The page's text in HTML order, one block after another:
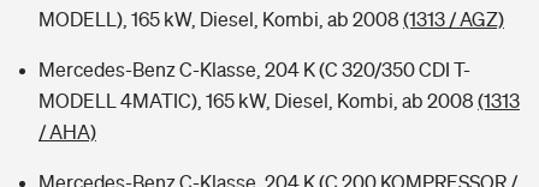
MODELL), 165 kW, Diesel, Kombi, ab 2008 (1313 / AGZ)
Mercedes-Benz C-Klasse, 204 K (C 320/350 CDI T-
MODELL 4MATIC), 165 kW, Diesel, Kombi, ab 2008 (1313
/ AHA)
Mercedes-Benz C-Klasse, 204 K (C 200 KOMPRESSOR /